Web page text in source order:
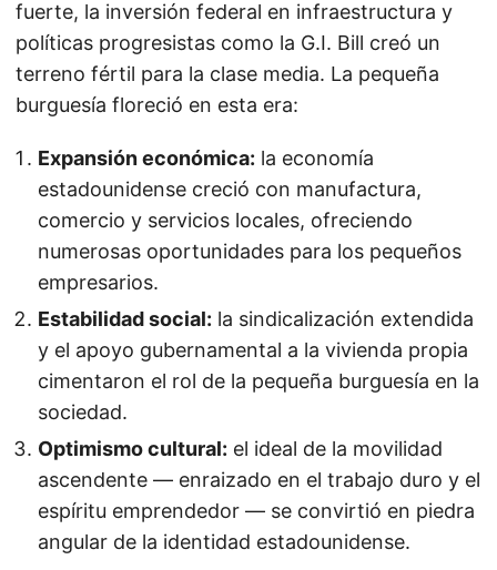
fuerte, la inversión federal en infraestructura y
políticas progresistas como la G.I. Bill creó un
terreno fértil para la clase media. La pequeña
burguesía floreció en esta era:
Expansión económica: la economía
estadounidense creció con manufactura,
comercio y servicios locales, ofreciendo
numerosas oportunidades para los pequeños
empresarios.
Estabilidad social: la sindicalización extendida
y el apoyo gubernamental a la vivienda propia
cimentaron el rol de la pequeña burguesía en la
sociedad.
Optimismo cultural: el ideal de la movilidad
ascendente — enraizado en el trabajo duro y el
espíritu emprendedor — se convirtió en piedra
angular de la identidad estadounidense.